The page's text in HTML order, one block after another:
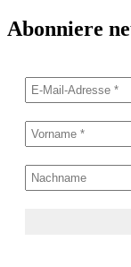
Abonniere